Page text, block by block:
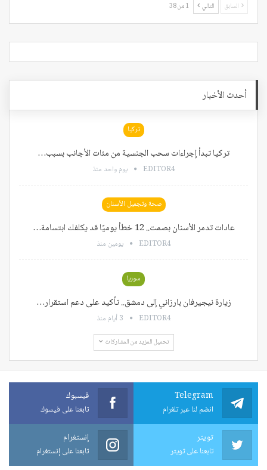
السابق التالي 1 من 38
أحدث الأخبار
تركيا
تركيا تبدأ إجراءات سحب الجنسية من مئات الأجانب بسبب…
EDITOR4 يوم واحد منذ
صحة وتجميل الأسنان
عادات تدمر الأسنان بصمت.. 12 خطأ يوميًا قد يكلفك ابتسامة…
EDITOR4 يومين منذ
سوريا
زيارة نيجيرفان بارزاني إلى دمشق.. تأكيد على دعم استقرار…
EDITOR4 3 أيام منذ
تحميل المزيد من المشاركات
Telegram
انضم لنا عبر تلغرام
فيسبوك
تابعنا على فيسوك
تويتر
تابعنا على تويتر
إنستغرام
تابعنا على إنستغرام